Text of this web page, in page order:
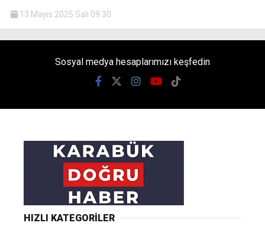
13 Mayıs 2025 Salı 09:30
Sosyal medya hesaplarımızı keşfedin
HIZLI KATEGORİLER